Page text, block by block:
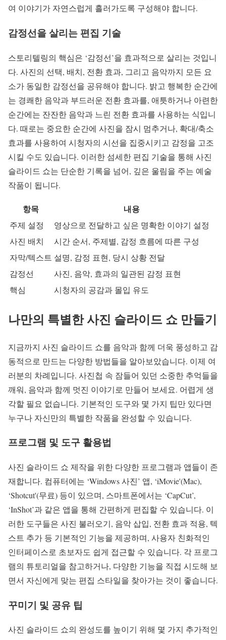
여 이야기가 자연스럽게 흘러가도록 구성해야 합니다.
감정선을 살리는 편집 기술
스토리텔링의 핵심은 ‘감정선’을 효과적으로 살리는 것입니
다. 사진의 선택, 배치, 전환 효과, 그리고 음악까지 모든 요
소가 동일한 감정선을 공유해야 합니다. 밝고 행복한 순간에
는 경쾌한 음악과 부드러운 전환 효과를, 애틋하거나 아련한
순간에는 잔잔한 음악과 느린 전환 효과를 사용하는 식입니
다. 때로는 중요한 순간에 사진을 잠시 멈추거나, 확대/축소
효과를 사용하여 시청자의 시선을 집중시키고 감정을 고조
시킬 수도 있습니다. 이러한 섬세한 편집 기술을 통해 사진
슬라이드 쇼는 단순한 기록을 넘어, 깊은 울림을 주는 예술
작품이 됩니다.
항목 내용
주제 설정
영상으로 전달하고 싶은 명확한 이야기 설정
사진 배치
시간 순서, 주제별, 감정 흐름에 따른 구성
자막/텍스트 설명, 감정 표현, 당시 상황 전달
감정선
사진, 음악, 효과의 일관된 감정 표현
핵심
시청자의 공감과 몰입 유도
나만의 특별한 사진 슬라이드 쇼 만들기
지금까지 사진 슬라이드 쇼를 음악과 함께 더욱 풍성하고 감
동적으로 만드는 다양한 방법들을 알아보았습니다. 이제 여
러분의 차례입니다. 사진첩 속 잠들어 있던 소중한 추억들을
깨워, 음악과 함께 멋진 이야기로 만들어 보세요. 어렵게 생
각할 필요 없습니다. 기본적인 도구와 몇 가지 팁만 있다면
누구나 자신만의 특별한 작품을 완성할 수 있습니다.
프로그램 및 도구 활용법
사진 슬라이드 쇼 제작을 위한 다양한 프로그램과 앱들이 존
재합니다. 컴퓨터에는 ‘Windows 사진’ 앱, ‘iMovie'(Mac),
‘Shotcut'(무료) 등이 있으며, 스마트폰에서는 ‘CapCut’,
‘InShot’과 같은 앱을 통해 간편하게 편집할 수 있습니다. 이
러한 도구들은 사진 불러오기, 음악 삽입, 전환 효과 적용, 텍
스트 추가 등 기본적인 기능을 제공하며, 사용자 친화적인
인터페이스로 초보자도 쉽게 접근할 수 있습니다. 각 프로그
램의 튜토리얼을 참고하거나, 다양한 기능을 직접 시도해 보
면서 자신에게 맞는 편집 스타일을 찾아가는 것이 좋습니다.
꾸미기 및 공유 팁
사진 슬라이드 쇼의 완성도를 높이기 위해 몇 가지 추가적인